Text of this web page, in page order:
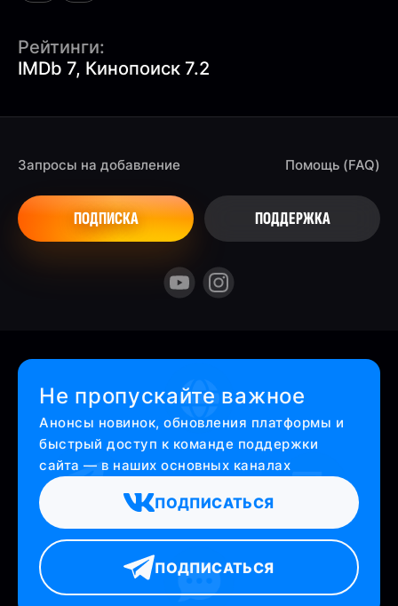
Рейтинги:
IMDb 7, Кинопоиск 7.2
Запросы на добавление
ПОДПИСКА
Помощь (FAQ)
ПОДДЕРЖКА
Не пропускайте важное
Анонсы новинок, обновления платформы и
быстрый доступ к команде поддержки
сайта — в наших основных каналах
ПОДПИСАТЬСЯ
ПОДПИСАТЬСЯ